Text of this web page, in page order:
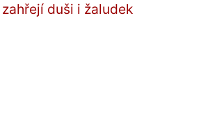
duši i žaludek